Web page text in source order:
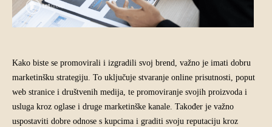
Kako biste se promovirali i izgradili svoj brend, važno je imati dobru
marketinšku strategiju. To uključuje stvaranje online prisutnosti, poput
web stranice i društvenih medija, te promoviranje svojih proizvoda i
usluga kroz oglase i druge marketinške kanale. Također je važno
uspostaviti dobre odnose s kupcima i graditi svoju reputaciju kroz